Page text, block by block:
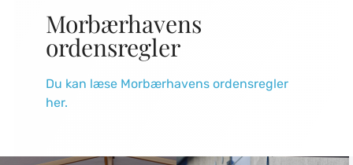
Morbærhavens
ordensregler
Du kan læse Morbærhavens ordensregler
her.